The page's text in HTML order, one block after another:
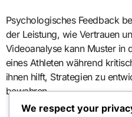
Psychologisches Feedback
der Leistung, wie Vertrauen
Videoanalyse kann Muster in
eines Athleten während
ihnen hilft, Strategien zu
bewahren.
We respect your